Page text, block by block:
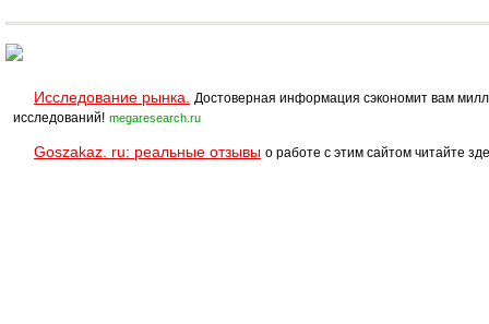
Исследование рынка.
Достоверная информация сэкономит вам
исследований! megaresearch.ru
Goszakaz. ru: реальные отзывы о работе с этим сайтом читайте